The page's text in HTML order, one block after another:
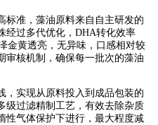
标准，藻油原料来自自主研发的
经过多代优化，DHA转化效率
金黄透亮，无异味，口感相对较
审核机制，确保每一批次的藻油
，实现从原料投入到成品包装的
级过滤精制工艺，有效去除杂质
性气体保护下进行，最大程度减